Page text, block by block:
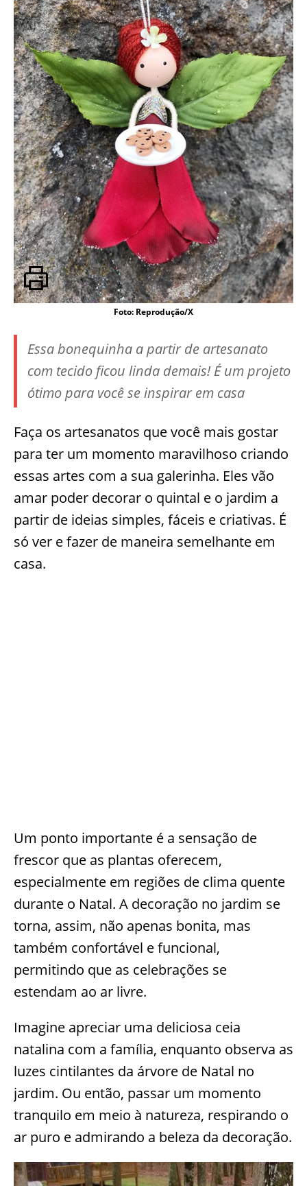
Foto: Reprodução/X
Essa bonequinha a partir de artesanato
com tecido ficou linda demais! É um projeto
ótimo para você se inspirar em casa
Faça os artesanatos que você mais gostar
para ter um momento maravilhoso criando
essas artes com a sua galerinha. Eles vão
amar poder decorar o quintal e o jardim a
partir de ideias simples, fáceis e criativas. É
só ver e fazer de maneira semelhante em
casa.
Um ponto importante é a sensação de
frescor que as plantas oferecem,
especialmente em regiões de clima quente
durante o Natal. A decoração no jardim se
torna, assim, não apenas bonita, mas
também confortável e funcional,
permitindo que as celebrações se
estendam ao ar livre.
Imagine apreciar uma deliciosa ceia
natalina com a família, enquanto observa as
luzes cintilantes da árvore de Natal no
jardim. Ou então, passar um momento
tranquilo em meio à natureza, respirando o
ar puro e admirando a beleza da decoração.